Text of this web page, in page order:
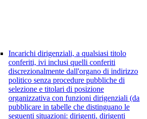
Incarichi dirigenziali, a qualsiasi titolo
conferiti, ivi inclusi quelli conferiti
discrezionalmente dall'organo di indirizzo
politico senza procedure pubbliche di
selezione e titolari di posizione
organizzativa con funzioni dirigenziali (da
pubblicare in tabelle che distinguano le
seguenti situazioni: dirigenti, dirigenti